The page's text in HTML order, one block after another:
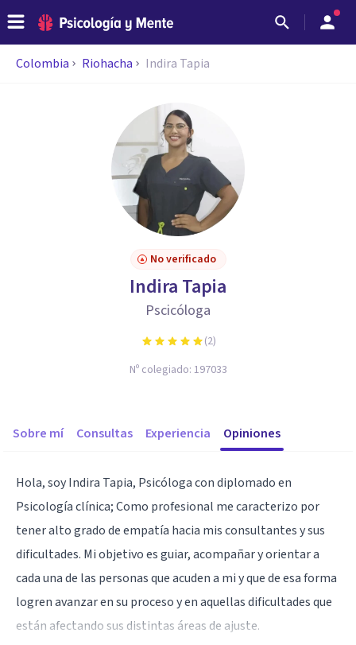
Colombia Riohacha Indira Tapia
No verificado
Indira Tapia
Pscicóloga
(2)
Nº colegiado: 197033
Sobre mí Consultas Experiencia Opiniones
Hola, soy Indira Tapia, Psicóloga con diplomado en
Psicología clínica; Como profesional me caracterizo por
tener alto grado de empatía hacia mis consultantes y sus
dificultades. Mi objetivo es guiar, acompañar y orientar a
cada una de las personas que acuden a mi y que de esa forma
logren avanzar en su proceso y en aquellas dificultades que
están afectando sus distintas áreas de ajuste.